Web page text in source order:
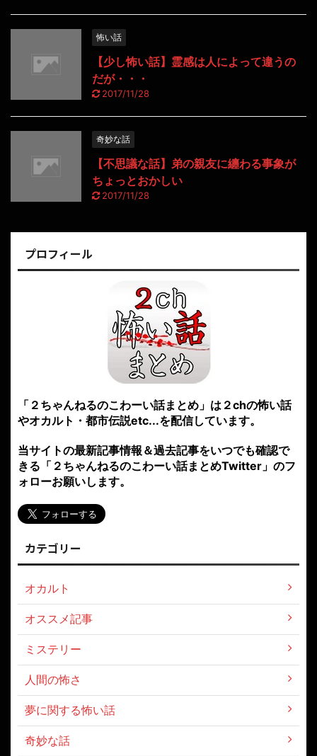
怖い話
【少し怖い話】霊感は人によって違うの
だが・・・
2017/11/28
奇妙な話
【不思議な話】弟の親友に纏わる事象が
ちょっとおかしい
2017/11/28
プロフィール
「２ちゃんねるのこわーい話まとめ」は２chの怖い話
やオカルト・都市伝説etc...を配信しています。
当サイトの最新記事情報＆過去記事をいつでも確認で
きる「２ちゃんねるのこわーい話まとめTwitter」のフ
ォローお願いします。
カテゴリー
オカルト
オススメ記事
ミステリー
人間の怖さ
夢に関する怖い話
奇妙な話